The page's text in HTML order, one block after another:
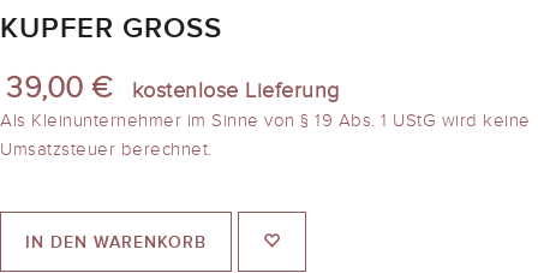
KUPFER GROSS
39,00 € kostenlose Lieferung
Als Kleinunternehmer im Sinne von § 19 Abs. 1 UStG wird keine
Umsatzsteuer berechnet.
IN DEN WARENKORB